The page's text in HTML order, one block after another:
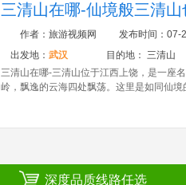
三清山在哪-仙境般三清
作者： 旅游视频网 发布时间： 07-
出发地： 武汉 目的地： 三清山
三清山在哪-三清山位于江西上饶，是一座
岭，飘逸的云海四处飘荡。这里是如同仙
深度品质线路任选